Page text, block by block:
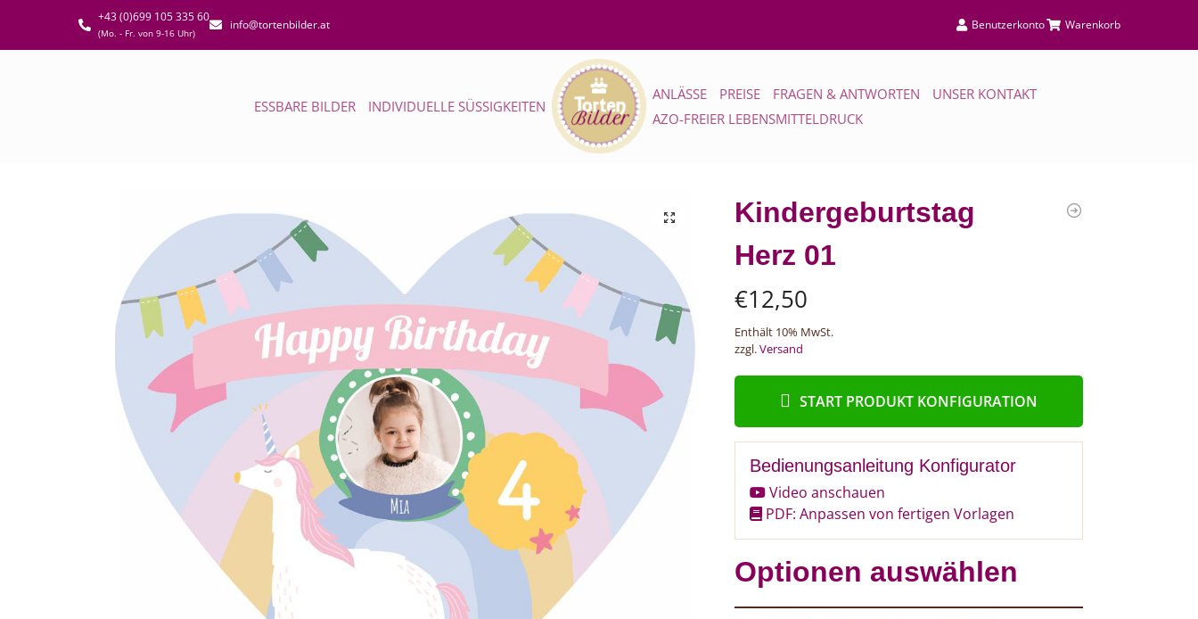
+43 (0)699 105 335 60
(Mo. - Fr. von 9-16 Uhr)
info@tortenbilder.at Benutzerkonto Warenkorb
ESSBARE BILDER INDIVIDUELLE SÜSSIGKEITEN
ANLÄSSE PREISE FRAGEN & ANTWORTEN
UNSER KONTAKT
AZO-FREIER LEBENSMITTELDRUCK
Kindergeburtstag
Herz 01
€12,50
Enthält 10% MwSt.
zzgl.Versand
START PRODUKT KONFIGURATION
Bedienungsanleitung Konfigurator
Video anschauen
PDF: Anpassen von fertigen Vorlagen
Optionen auswählen